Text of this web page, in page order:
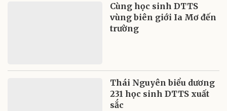
Cùng học sinh DTTS
vùng biên giới Ia Mơ đến
trường
Thái Nguyên biểu dương
231 học sinh DTTS xuất
sắc